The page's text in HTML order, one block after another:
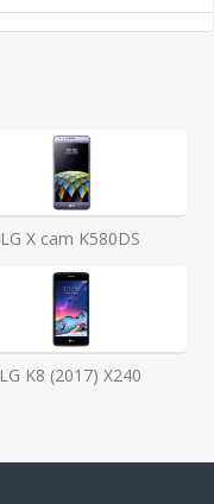
LG X cam K580DS
LG K8 (2017) X240